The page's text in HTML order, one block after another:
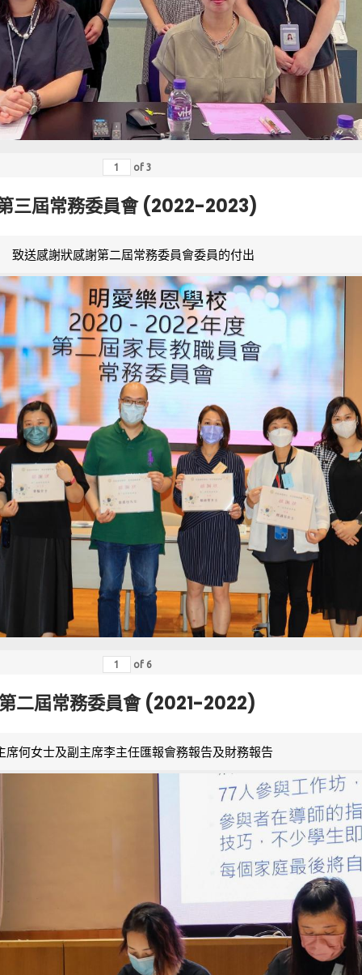
of 3
三屆常務委員會 (2022-2023)
致送感謝狀感謝第二屆常務委員會委員的付出
of 6
二屆常務委員會 (2021-2022)
席何女士及副主席李主任匯報會務報告及財務報告